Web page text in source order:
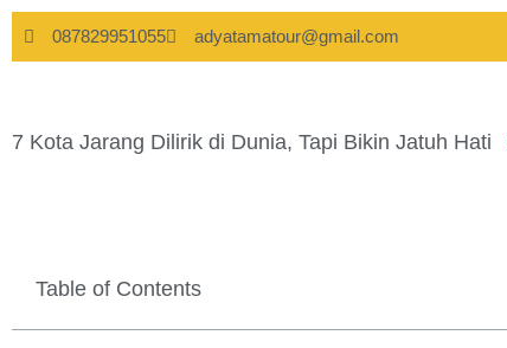
087829951055 adyatamatour@gmail.com
7 Kota Jarang Dilirik di Dunia, Tapi Bikin Jatuh Hati
Table of Contents